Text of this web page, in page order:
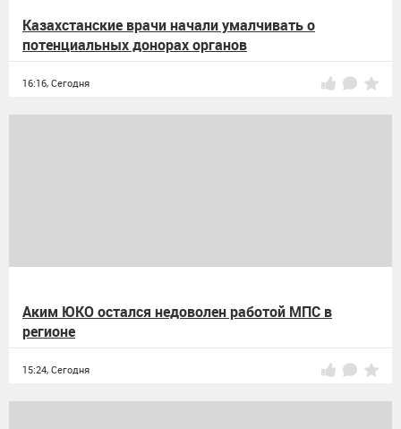
Казахстанские врачи начали умалчивать о
потенциальных донорах органов
16:16, Сегодня
Аким ЮКО остался недоволен работой МПС в
регионе
15:24, Сегодня